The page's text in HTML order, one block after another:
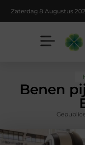
Zaterdag 8 Augustus
Benen